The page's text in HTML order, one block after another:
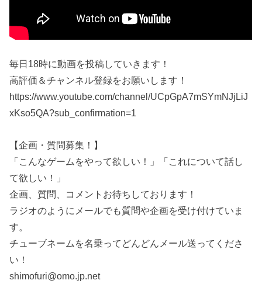
毎日18時に動画を投稿していきます！
高評価＆チャンネル登録をお願いします！
https://www.youtube.com/channel/UCpGpA7mSYmNJjLiJ
xKso5QA?sub_confirmation=1
【企画・質問募集！】
「こんなゲームをやって欲しい！」「これについて話し
て欲しい！」
企画、質問、コメントお待ちしております！
ラジオのようにメールでも質問や企画を受け付けていま
す。
チューブネームを名乗ってどんどんメール送ってくださ
い！
shimofuri@omo.jp.net